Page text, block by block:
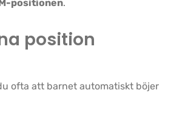
positionen.
position
ofta att barnet automatiskt böjer